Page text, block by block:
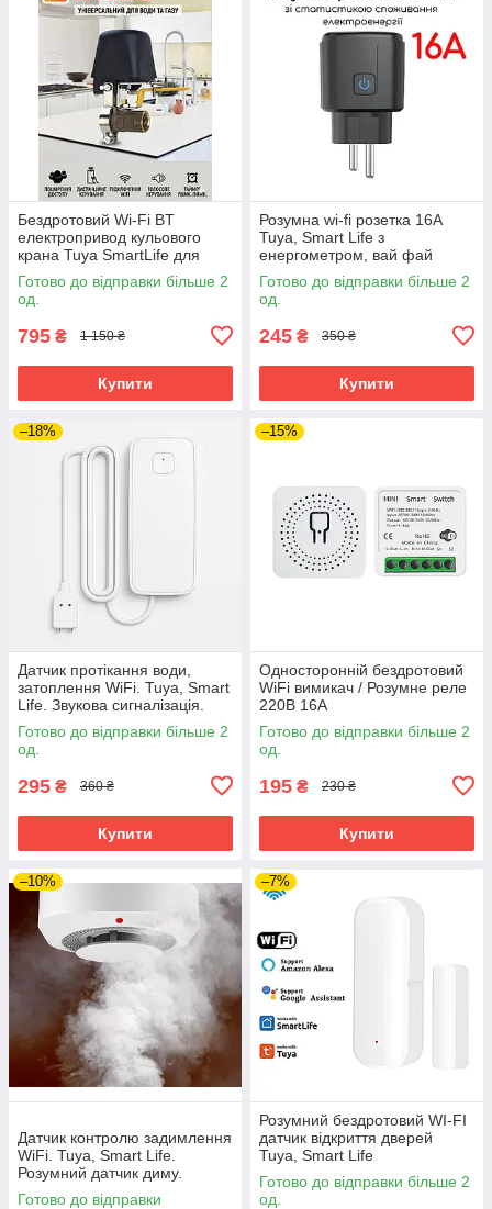
Бездротовий Wi-Fi BT
електропривод кульового
крана Tuya SmartLife для
контролю протікання води,
витоку газу через застосунок
Готово до відправки більше 2
од.
795 ₴ 1 150 ₴
Купити
Розумна wi-fi розетка 16A
Tuya, Smart Life з
енергометром, вай фай
таймер. Чорний
Готово до відправки більше 2
од.
245 ₴ 350 ₴
Купити
–18%
Датчик протікання води,
затоплення WiFi. Tuya, Smart
Life. Звукова сигналізація.
Розумний датчик протікання.
Готово до відправки більше 2
од.
295 ₴ 360 ₴
Купити
–15%
Односторонній бездротовий
WiFi вимикач / Розумне реле
220В 16А
Готово до відправки більше 2
од.
195 ₴ 230 ₴
Купити
–10%
Датчик контролю задимлення
WiFi. Tuya, Smart Life.
Розумний датчик диму.
Готово до відправки
–7%
Розумний бездротовий WI-FI
датчик відкриття дверей
Tuya, Smart Life
Готово до відправки більше 2
од.